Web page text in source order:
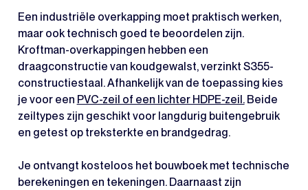
Een industriële overkapping moet praktisch werken,
maar ook technisch goed te beoordelen zijn.
Kroftman-overkappingen hebben een
draagconstructie van koudgewalst, verzinkt S355-
constructiestaal. Afhankelijk van de toepassing kies
je voor een PVC-zeil of een lichter HDPE-zeil.Beide
zeiltypes zijn geschikt voor langdurig buitengebruik
en getest op treksterkte en brandgedrag.
Je ontvangt kosteloos het bouwboek met technische
berekeningen en tekeningen. Daarnaast zijn